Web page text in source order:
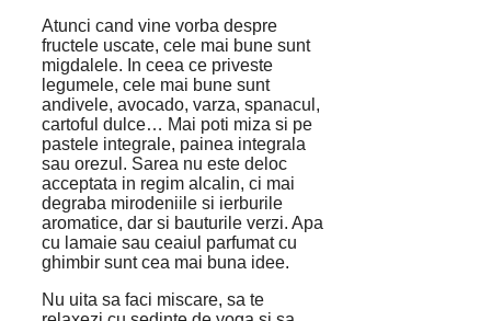
Atunci cand vine vorba despre
fructele uscate, cele mai bune sunt
migdalele. In ceea ce priveste
legumele, cele mai bune sunt
andivele, avocado, varza, spanacul,
cartoful dulce… Mai poti miza si pe
pastele integrale, painea integrala
sau orezul. Sarea nu este deloc
acceptata in regim alcalin, ci mai
degraba mirodeniile si ierburile
aromatice, dar si bauturile verzi. Apa
cu lamaie sau ceaiul parfumat cu
ghimbir sunt cea mai buna idee.
Nu uita sa faci miscare, sa te